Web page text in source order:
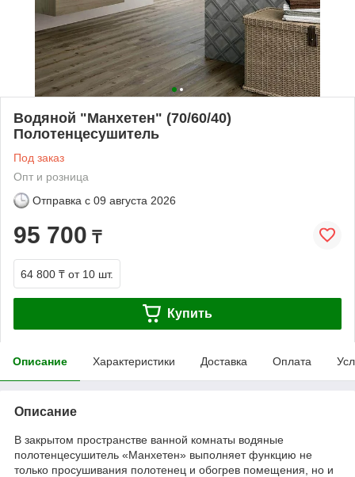
Водяной "Манхетен" (70/60/40)
Полотенцесушитель
Под заказ
Опт и розница
Отправка с 09 августа 2026
95 700 ₸
64 800 ₸ от 10 шт.
Купить
Описание Характеристики Доставка Оплата
Описание
В закрытом пространстве ванной комнаты водяные
полотенцесушитель «Манхетен» выполняет функцию не
только просушивания полотенец и обогрев помещения, но и